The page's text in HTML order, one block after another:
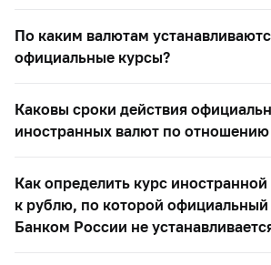
По каким валютам
официальные курсы?
Каковы сроки действия
иностранных валют по
Как определить курс
к рублю, по которой официальный
Банком России не